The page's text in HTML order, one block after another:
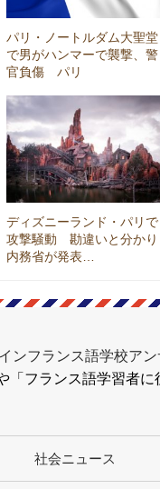
パリ・ノートルダム大聖堂
で男がハンマーで襲撃、警
官負傷 パリ
ディズニーランド・パリで
攻撃騒動 勘違いと分かり
内務省が発表…
ンフランス語学校ア
「フランス語学習者
社会ニュース